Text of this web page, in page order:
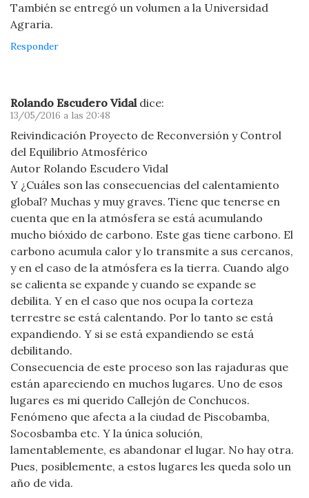
También se entregó un volumen a la Universidad
Agraria.
Responder
Rolando Escudero Vidal dice:
13/05/2016 a las 20:48
Reivindicación Proyecto de Reconversión y Control
del Equilibrio Atmosférico
Autor Rolando Escudero Vidal
Y ¿Cuáles son las consecuencias del calentamiento
global? Muchas y muy graves. Tiene que tenerse en
cuenta que en la atmósfera se está acumulando
mucho bióxido de carbono. Este gas tiene carbono. El
carbono acumula calor y lo transmite a sus cercanos,
y en el caso de la atmósfera es la tierra. Cuando algo
se calienta se expande y cuando se expande se
debilita. Y en el caso que nos ocupa la corteza
terrestre se está calentando. Por lo tanto se está
expandiendo. Y si se está expandiendo se está
debilitando.
Consecuencia de este proceso son las rajaduras que
están apareciendo en muchos lugares. Uno de esos
lugares es mi querido Callejón de Conchucos.
Fenómeno que afecta a la ciudad de Piscobamba,
Socosbamba etc. Y la única solución,
lamentablemente, es abandonar el lugar. No hay otra.
Pues, posiblemente, a estos lugares les queda solo un
año de vida.